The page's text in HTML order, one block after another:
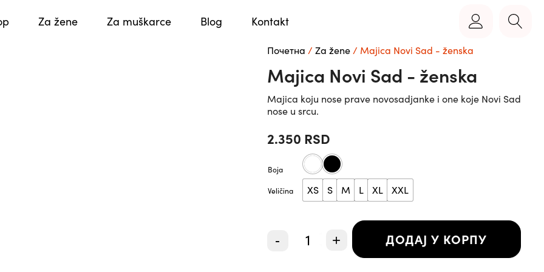
Za žene Za muškarce Blog Kontakt
Почетна / Za žene/ Majica Novi Sad - ženska
Majica Novi Sad - ženska
Majica koju nose prave novosadjanke i one koje Novi Sad
nose u srcu.
2.350 RSD
Boja
Veličina XS S M L XL XXL
- + ДОДАЈ У КОРПУ